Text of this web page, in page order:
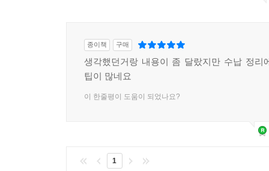
종이책 구매
생각했던거랑 내용이 좀 달랐지만 수납 정리
팁이 많네요
이 한줄평이 도움이 되었나요?
1